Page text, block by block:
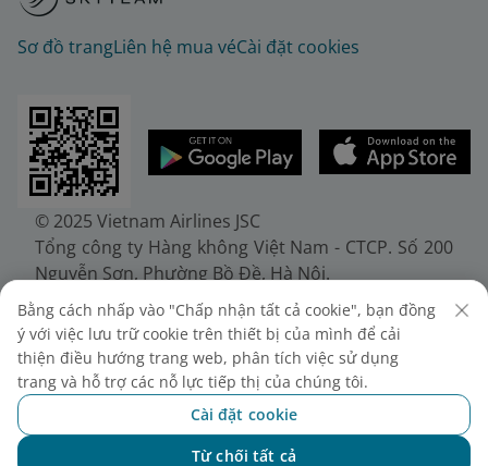
Sơ đồ trangLiên hệ mua véCài đặt cookies
© 2025 Vietnam Airlines JSC
Tổng công ty Hàng không Việt Nam - CTCP. Số 200
Nguyễn Sơn, Phường Bồ Đề, Hà Nội.
Điện thoại: (+84-24) 38272289. Fax: (+84-24)
38722375
Giấy chứng nhận đăng ký doanh nghiệp, mã số
doanh nghiệp 0100107518, đăng ký lần đầu ngày
30/6/2010, đăng ký thay đổi lần thứ 10 ngày
24/7/2025, cấp bởi Sở Tài chính Thành phố Hà Nội.
Bằng cách nhấp vào "Chấp nhận tất cả cookie", bạn đồng
ý với việc lưu trữ cookie trên thiết bị của mình để cải
thiện điều hướng trang web, phân tích việc sử dụng
trang và hỗ trợ các nỗ lực tiếp thị của chúng tôi.
Cài đặt cookie
Từ chối tất cả